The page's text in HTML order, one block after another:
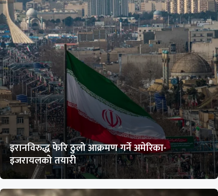
इरानविरुद्ध फेरि ठुलो आक्रमण गर्ने अमेरिका-
इजरायलको तयारी